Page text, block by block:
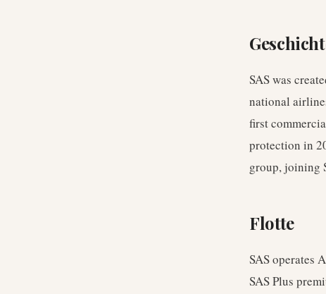
SAS was
national
first
protection in
group, joining
Flotte
SAS operates
SAS Plus